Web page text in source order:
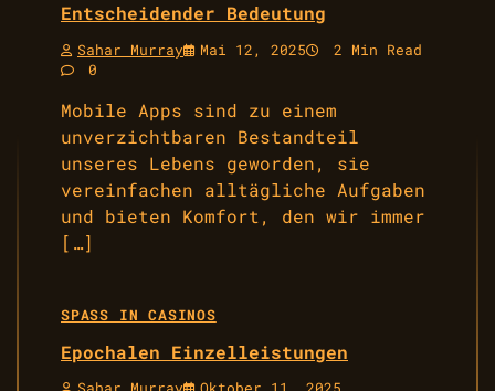
Entscheidender Bedeutung
Sahar Murray Mai 12, 2025
2 Min Read
0
Mobile Apps sind zu einem
unverzichtbaren Bestandteil
unseres Lebens geworden, sie
vereinfachen alltägliche Aufgaben
und bieten Komfort, den wir immer
[…]
SPASS IN CASINOS
Epochalen Einzelleistungen